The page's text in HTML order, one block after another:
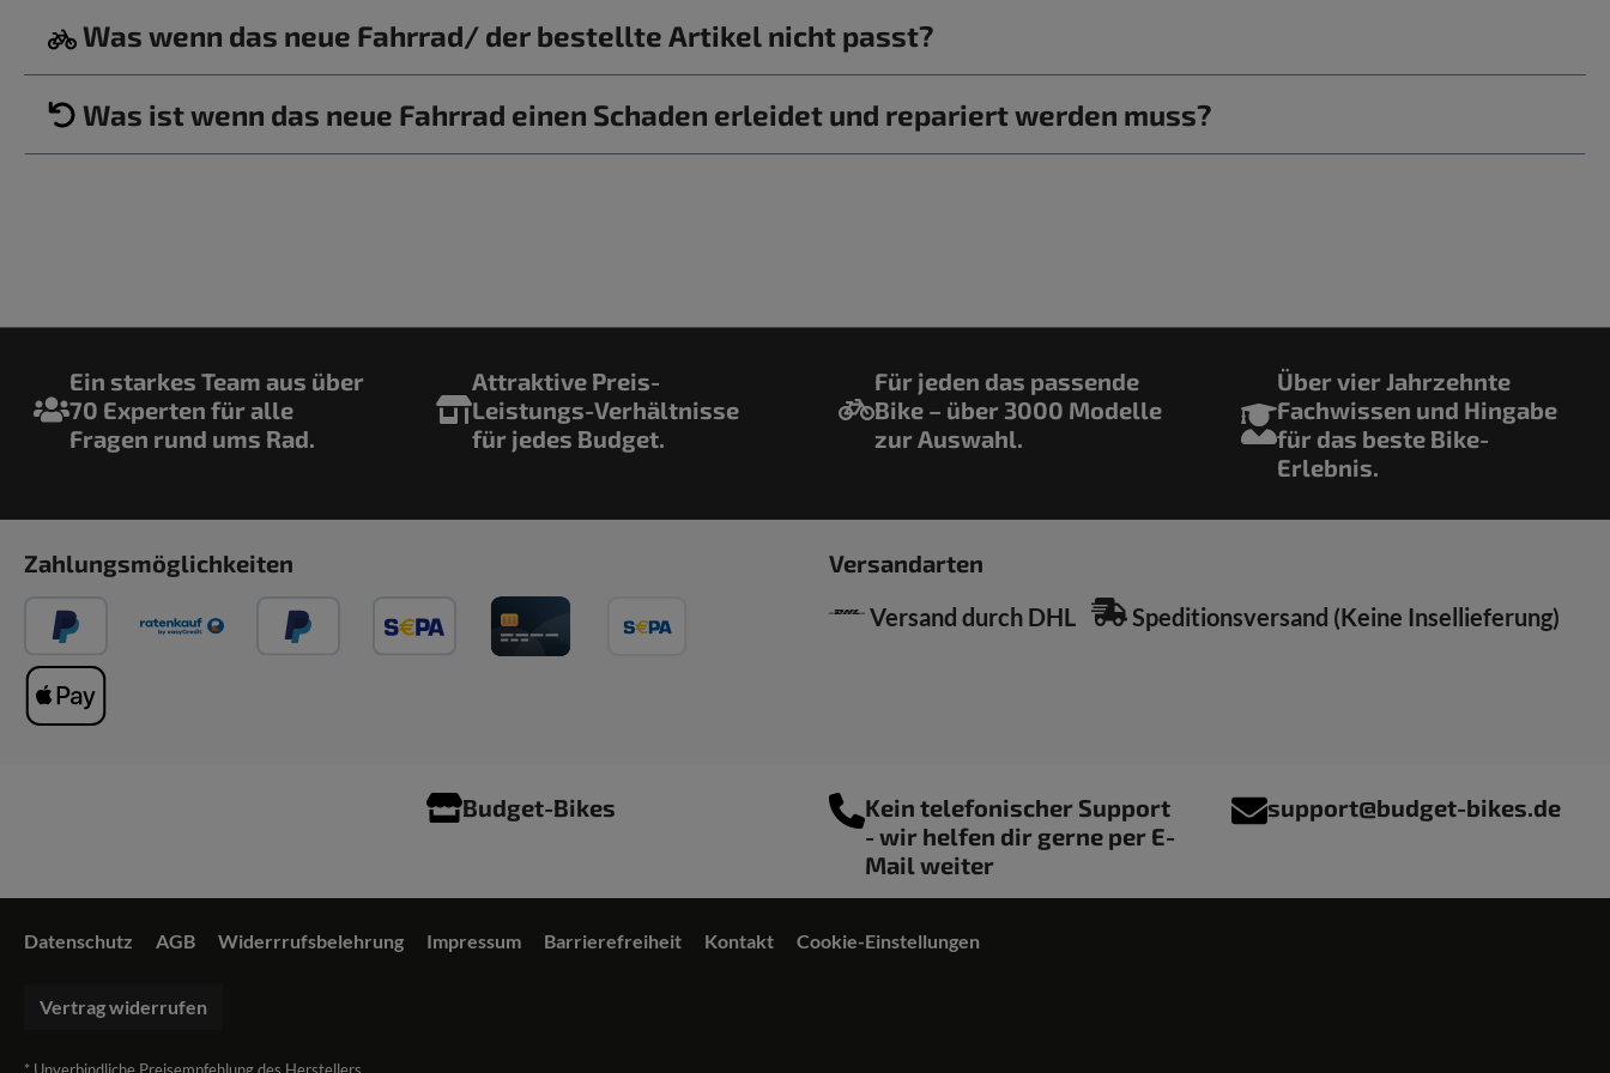
Was wenn das neue Fahrrad/ der bestellte Artikel nicht passt?
Was ist wenn das neue Fahrrad einen Schaden erleidet und repariert werden muss?
Ein starkes Team aus über
70 Experten für alle
Fragen rund ums Rad.
Attraktive Preis-
Leistungs-Verhältnisse
für jedes Budget.
Für jeden das passende
Bike – über 3000 Modelle
zur Auswahl.
Über vier Jahrzehnte
Fachwissen und Hingabe
für das beste Bike-
Erlebnis.
Zahlungsmöglichkeiten
Versandarten
Versand durch DHL
Speditionsversand (Keine Insellieferung)
Budget-Bikes
Kein telefonischer Support
- wir helfen dir gerne per E-
Mail weiter
support@budget-bikes.de
Datenschutz AGB Widerrrufsbelehrung Impressum Barrierefreiheit Kontakt Cookie-Einstellungen
Vertrag widerrufen